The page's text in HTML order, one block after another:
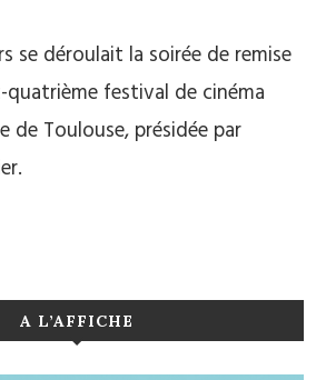
se déroulait la soirée de remise
festival de cinéma
de Toulouse, présidée par
A L’AFFICHE